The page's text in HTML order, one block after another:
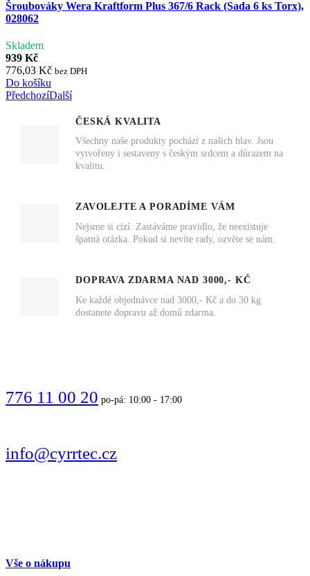
Šroubováky Wera Kraftform Plus 367/6 Rack (Sada 6 ks Torx),
028062
Skladem
939 Kč
776,03 Kč bez DPH
Do košíku
PředchozíDalší
ČESKÁ KVALITA
Všechny naše produkty pochází z našich hlav. Jsou
vytvořeny i sestaveny s českým srdcem a důrazem na
kvalitu.
ZAVOLEJTE A PORADÍME VÁM
Nejsme si cizí. Zastáváme pravidlo, že neexistuje
špatná otázka. Pokud si nevíte rady, ozvěte se nám.
DOPRAVA ZDARMA NAD 3000,- KČ
Ke každé objednávce nad 3000,- Kč a do 30 kg
dostanete dopravu až domů zdarma.
776 11 00 20 po-pá: 10:00 - 17:00
info@cyrrtec.cz
Vše o nákupu